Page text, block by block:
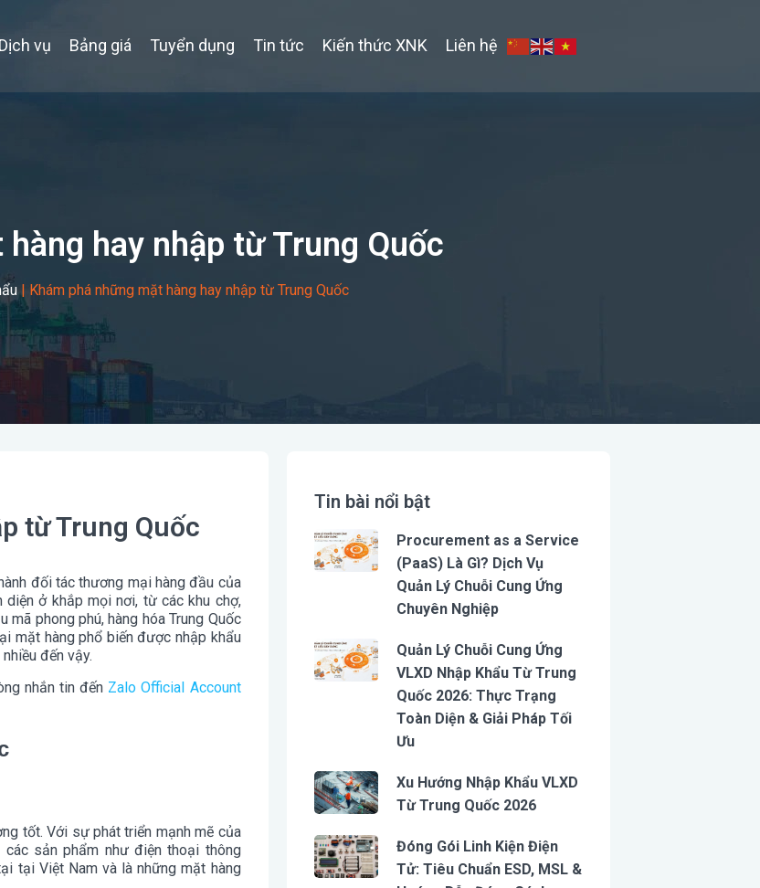
Dịch vụ Bảng giá Tuyển dụng Tin tức Kiến thức XNK Liên hệ
hay nhập từ Trung Quốc
| Khám phá những mặt hàng hay nhập từ Trung Quốc
từ Trung Quốc
đối tác thương mại hàng đầu của
diện ở khắp mọi nơi, từ các khu chợ,
phong phú, hàng hóa Trung Quốc
mặt hàng phổ biến được nhập khẩu
đến vậy.
nhắn tin đến Zalo Official Account
tốt. Với sự phát triển mạnh mẽ của
các sản phẩm như điện thoại thông
tại Việt Nam và là những mặt hàng
Tin bài nổi bật
Procurement as a Service
(PaaS) Là Gì? Dịch Vụ
Quản Lý Chuỗi Cung Ứng
Chuyên Nghiệp
Quản Lý Chuỗi Cung Ứng
VLXD Nhập Khẩu Từ Trung
Quốc 2026: Thực Trạng
Toàn Diện & Giải Pháp Tối
Ưu
Xu Hướng Nhập Khẩu VLXD
Từ Trung Quốc 2026
Đóng Gói Linh Kiện Điện
Tử: Tiêu Chuẩn ESD, MSL &